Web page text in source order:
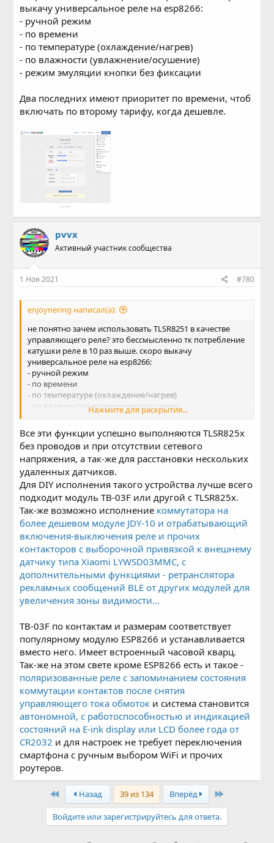
выкачу универсальное реле на esp8266:
- ручной режим
- по времени
- по температуре (охлаждение/нагрев)
- по влажности (увлажнение/осушение)
- режим эмуляции кнопки без фиксации
Два последних имеют приоритет по времени, чтоб
включать по второму тарифу, когда дешевле.
pvvx
Активный участник сообщества
1 Ноя 2021 #780
enjoynering написал(а):
не понятно зачем использовать TLSR8251 в качестве
управляющего реле? это бессмысленно тк потребление
катушки реле в 10 раз выше. скоро выкачу
универсальное реле на esp8266:
- ручной режим
- по времени
- по температуре (охлаждение/нагрев)
- по влажности (увлажнение/осушение)
- режим эмуляции кнопки без фиксации
Нажмите для раскрытия...
Все эти функции успешно выполняются TLSR825x
без проводов и при отсутствии сетевого
напряжения, а так-же для расстановки нескольких
удаленных датчиков.
Для DIY исполнения такого устройства лучше всего
подходит модуль TB-03F или другой с TLSR825x.
Так-же возможно исполнение коммутатора на
более дешевом модуле JDY-10 и отрабатывающий
включения-выключения реле и прочих
контакторов с выборочной привязкой к внешнему
датчику типа Xiaomi LYWSD03MMC, с
дополнительными функциями - ретранслятора
рекламных сообщений BLE от других модулей для
увеличения зоны видимости...
TB-03F по контактам и размерам соответствует
популярному модулю ESP8266 и устанавливается
вместо него. Имеет встроенный часовой кварц.
Так-же на этом свете кроме ESP8266 есть и такое -
поляризованные реле с запоминанием состояния
коммутации контактов после снятия
управляющего тока обмоток и система становится
автономной, с работоспособностью и индикацией
состояний на E-ink display или LCD более года от
CR2032 и для настроек не требует переключения
смартфона с ручным выбором WiFi и прочих
роутеров.
First Назад 39 из 134 Вперёд Last
Войдите или зарегистрируйтесь для ответа.